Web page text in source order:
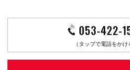
053-422-
（タップで電話をかけ